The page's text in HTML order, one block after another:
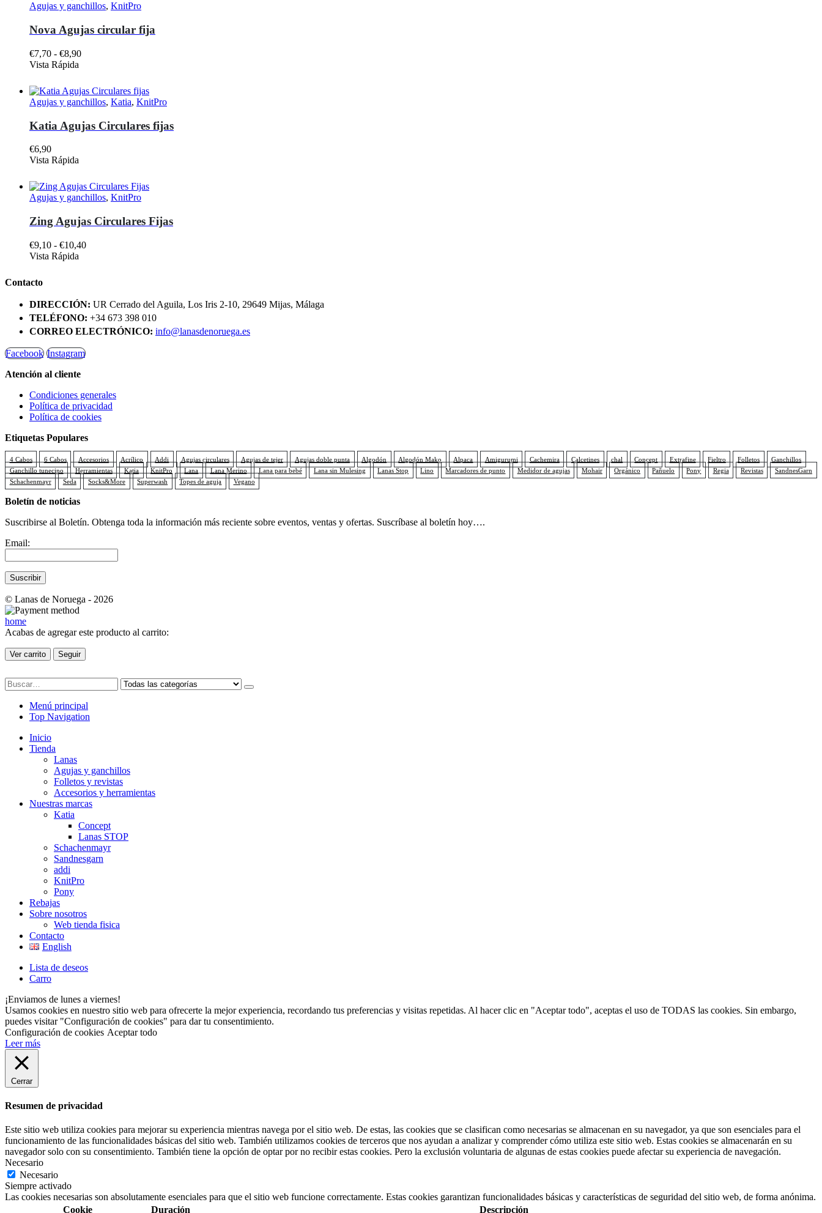
Agujas y ganchillos, KnitPro
Nova Agujas circular fija
€7,70 - €8,90Rango
desde
€7,70
hasta
€8,90
Este
tiene
múltiples
variantes.
opciones
pueden
elegir
la
página
producto
Vista Rápida
Agujas y ganchillos, Katia, KnitPro
Katia Agujas Circulares fijas
€6,90
Este
tiene
múltiples
variantes.
Las
opciones
pueden
elegir
la
de
producto
Vista Rápida
Agujas y ganchillos, KnitPro
Zing Agujas Circulares Fijas
€9,10 - €10,40Rango
hasta
€10,40
Este
tiene
múltiples
variantes.
Las
opciones
se
elegir
la
de
producto
Vista Rápida
Contacto
DIRECCIÓN: UR Cerrado del Aguila, Los Iris 2-10, 29649 Mijas, Málaga
TELÉFONO: +34 673 398 010
CORREO ELECTRÓNICO: info@lanasdenoruega.es
Facebook Instagram
Atención al cliente
Condiciones generales
Política de privacidad
Política de cookies
Etiquetas Populares
4 Cabos 6 Cabos Accesorios Acrílico Addi Agujas circulares Agujas de tejer Agujas doble punta Algodón Algodón Mako Alpaca Amigurumi Cachemira Calcetines chal Concept Extrafine Fieltro Folletos
Ganchillos
Ganchillo tunecino
Herramientas Katia KnitPro Lana Lana Merino Lana para bebé Lana sin Mulesing Lanas Stop Lino Marcadores de punto Medidor de agujas Mohair Orgánico Pañuelo Pony Regia Revistas
SandnesGarn
Schachenmayr
Seda Socks&More Superwash Topes de aguja Vegano
Boletín de noticias
Suscribirse al Boletín. Obtenga toda la información más reciente sobre eventos, ventas y ofertas. Suscríbase al boletín hoy….
Email:
© Lanas de Noruega - 2026
home
Acabas de agregar este producto al carrito:
Ver carrito Seguir
Menú principal
Top Navigation
Inicio
Tienda
Lanas
Agujas y ganchillos
Folletos y revistas
Accesorios y herramientas
Nuestras marcas
Katia
Concept
Lanas STOP
Schachenmayr
Sandnesgarn
addi
KnitPro
Pony
Rebajas
Sobre nosotros
Web tienda fisica
Contacto
English
Lista de deseos
Carro
¡Enviamos de lunes a viernes!
Usamos cookies en nuestro sitio web para ofrecerte la mejor experiencia, recordando tus preferencias y visitas repetidas. Al hacer clic en "Aceptar todo", aceptas el uso de TODAS las cookies. Sin embargo,
puedes visitar "Configuración de cookies" para dar tu consentimiento.
Configuración de cookies Aceptar todo
Leer más
Cerrar
Resumen de privacidad
Este sitio web utiliza cookies para mejorar su experiencia mientras navega por el sitio web. De estas, las cookies que se clasifican como necesarias se almacenan en su navegador, ya que son esenciales para el
funcionamiento de las funcionalidades básicas del sitio web. También utilizamos cookies de terceros que nos ayudan a analizar y comprender cómo utiliza este sitio web. Estas cookies se almacenarán en su
navegador solo con su consentimiento. También tiene la opción de optar por no recibir estas cookies. Pero la exclusión voluntaria de algunas de estas cookies puede afectar su experiencia de navegación.
Necesario
Necesario
Siempre activado
Las cookies necesarias son absolutamente esenciales para que el sitio web funcione correctamente. Estas cookies garantizan funcionalidades básicas y características de seguridad del sitio web, de forma anónima.
Cookie
Duración Descripción